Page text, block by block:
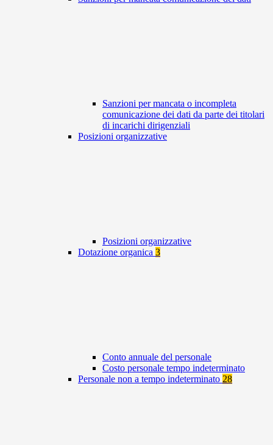
Sanzioni per mancata o incompleta
comunicazione dei dati da parte dei titolari
di incarichi dirigenziali
Posizioni organizzative
Posizioni organizzative
Dotazione organica 3
Conto annuale del personale
Costo personale tempo indeterminato
Personale non a tempo indeterminato 28